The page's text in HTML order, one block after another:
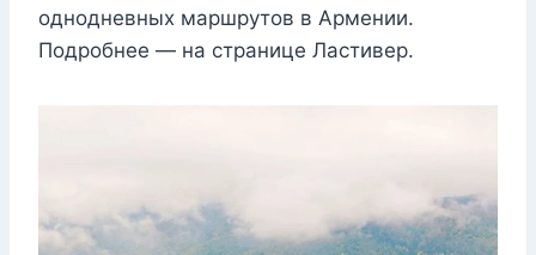
однодневных маршрутов в Армении.
Подробнее — на странице Ластивер.